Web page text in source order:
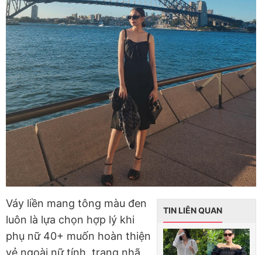
TIN LIÊN QUAN
Váy liền mang tông màu đen
luôn là lựa chọn hợp lý khi
phụ nữ 40+ muốn hoàn thiện
vẻ ngoài nữ tính, trang nhã.